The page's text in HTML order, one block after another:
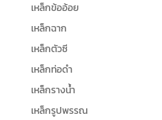
เหล็กข้ออ้อย
เหล็กฉาก
เหล็กตัวซี
เหล็กท่อดำ
เหล็กรางน้ำ
เหล็กรูปพรรณ